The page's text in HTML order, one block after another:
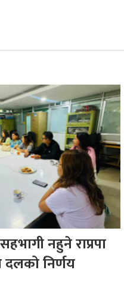
नहुने राप्रपा
निर्णय